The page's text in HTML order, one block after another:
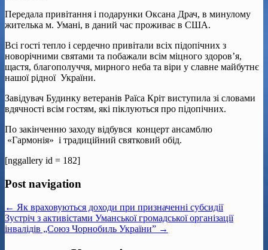
Передала привітання і подарунки Оксана Драч, в минулому
жителька м. Умані, в даний час проживає в США.
Всі гості тепло і сердечно привітали всіх підопічних з
новорічними святами та побажали всім міцного здоров’я,
щастя, благополуччя, мирного неба та віри у славне майбутнє
нашої рідної України.
Завідувач Будинку ветеранів Раїса Кріт виступила зі словами
вдячності всім гостям, які піклуються про підопічних.
По закінченню заходу відбувся концерт ансамблю
«Гармонія» і традиційний святковий обід.
[nggallery id = 182]
Post navigation
← Як враховуються доходи при призначенні субсидії
Зустріч з активістами Уманської громадської організації
інвалідів „Союз Чорнобиль України” →